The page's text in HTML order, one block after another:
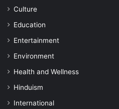
Culture
Education
Entertainment
Environment
Health and Wellness
Hinduism
International